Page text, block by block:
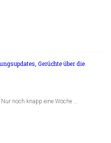
Gerüchte über die
noch knapp eine Woche …